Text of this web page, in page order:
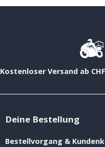
Kostenloser Versand ab
Deine Bestellung
Bestellvorgang &